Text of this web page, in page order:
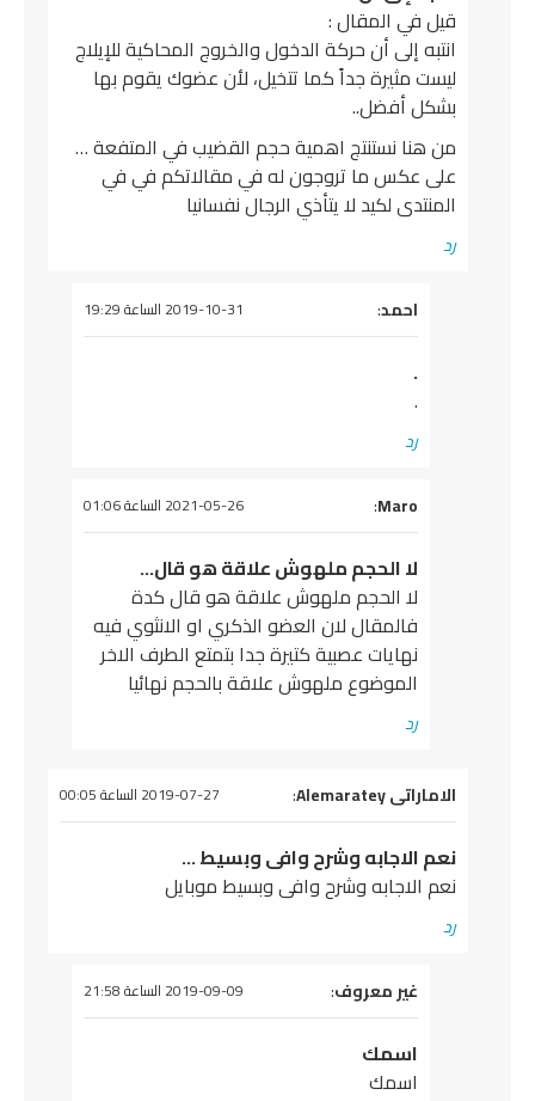
قيل في المقال :
انتبه إلى أن حركة الدخول والخروج المحاكية للإيلاج
ليست مثيرة جداً كما تتخيل، لأن عضوك يقوم بها
بشكل أفضل..
من هنا نستنتج اهمية حجم القضيب في المتفعة …
على عكس ما تروجون له في مقالاتكم في في
المنتدى لكيد لا يتأذي الرجال نفسانيا
رد
يقول
احمد: 2019-10-31 الساعة 19:29
.
.
رد
يقول
Maro
: 2021-05-26 الساعة 01:06
لا الحجم ملهوش علاقة هو قال…
لا الحجم ملهوش علاقة هو قال كدة
فالمقال لان العضو الذكري او الانثوي فيه
نهايات عصبية كتيرة جدا بتمتع الطرف الاخر
الموضوع ملهوش علاقة بالحجم نهائيا
رد
يقول
الاماراتى Alemaratey : 2019-07-27 الساعة 00:05
نعم الاجابه وشرح وافى وبسيط …
نعم الاجابه وشرح وافى وبسيط موبايل
رد
يقول
غير معروف: 2019-09-09 الساعة 21:58
اسمك
اسمك